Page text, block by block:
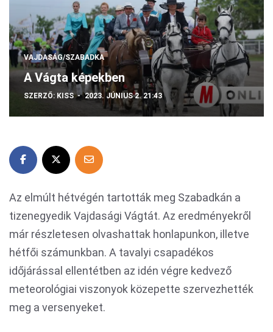
VAJDASÁG/SZABADKA
A Vágta képekben
SZERZŐ: KISS 2023. JÚNIUS 2. 21:43
Az elmúlt hétvégén tartották meg Szabadkán a
tizenegyedik Vajdasági Vágtát. Az eredményekről
már részletesen olvashattak honlapunkon, illetve
hétfői számunkban. A tavalyi csapadékos
időjárással ellentétben az idén végre kedvező
meteorológiai viszonyok közepette szervezhették
meg a versenyeket.